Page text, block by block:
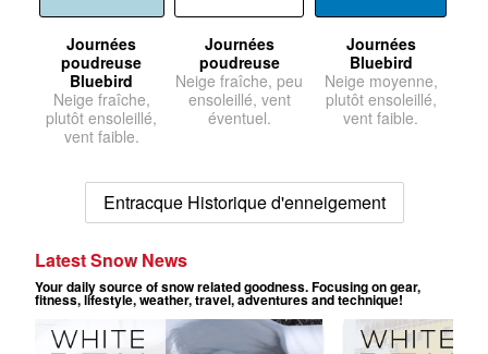
Journées
poudreuse
Bluebird
Neige fraîche,
plutôt ensoleillé,
vent faible.
Journées
poudreuse
Neige fraîche, peu
ensoleillé, vent
éventuel.
Journées
Bluebird
Neige moyenne,
plutôt ensoleillé,
vent faible.
Entracque Historique d'enneigement